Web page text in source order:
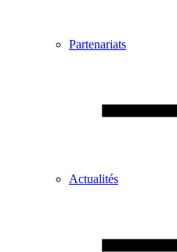
Partenariats
Actualités